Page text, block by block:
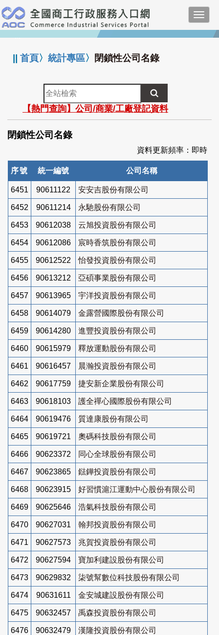
跳
到
主
要
:::
||首頁〉統計專區〉 閉鎖性公司名錄
全
站
檢
索
【熱門查詢】公司/商業/工廠登記資料
閉鎖性公司名錄
資料更新頻率：即時
序號 統一編號 公司名稱
6451 90611122 安安吉股份有限公司
6452 90611214 永馳股份有限公司
6453 90612038 云旭投資股份有限公司
6454 90612086 宸時香筑股份有限公司
6455 90612522 怡發投資股份有限公司
6456 90613212 亞碩事業股份有限公司
6457 90613965 宇洋投資股份有限公司
6458 90614079 金露營國際股份有限公司
6459 90614280 進豐投資股份有限公司
6460 90615979 釋放運動股份有限公司
6461 90616457 晨瀚投資股份有限公司
6462 90617759 捷安新企業股份有限公司
6463 90618103 護全禪心國際股份有限公司
6464 90619476 質達康股份有限公司
6465 90619721 奧碼科技股份有限公司
6466 90623372 同心全球股份有限公司
6467 90623865 鍅鏵投資股份有限公司
6468 90623915 好習慣滬江運動中心股份有限公司
6469 90625646 浩氣科技股份有限公司
6470 90627031 翰邦投資股份有限公司
6471 90627573 兆賀投資股份有限公司
6472 90627594 寶加利建設股份有限公司
6473 90629832 柒號幫數位科技股份有限公司
6474 90631611 金安城建設股份有限公司
6475 90632457 禹森投資股份有限公司
6476 90632479 漢隆投資股份有限公司